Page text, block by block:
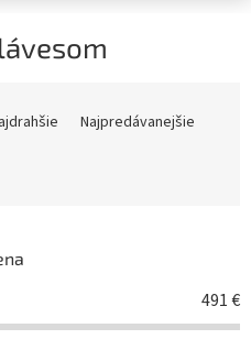
Najpredávanejšie
491€